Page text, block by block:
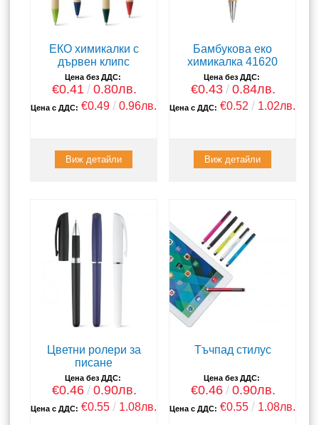
ЕКО химикалки с
дървен клипс
Цена без ДДС:
€0.41 0.80лв.
Цена с ДДС: €0.49 0.96лв.
Виж детайли
Бамбукова еко
химикалка 41620
Цена без ДДС:
€0.43 0.84лв.
Цена с ДДС: €0.52 1.02лв.
Виж детайли
Цветни ролери за
писане
Цена без ДДС:
€0.46 0.90лв.
Цена с ДДС: €0.55 1.08лв.
Тъчпад стилус
Цена без ДДС:
€0.46 0.90лв.
Цена с ДДС: €0.55 1.08лв.